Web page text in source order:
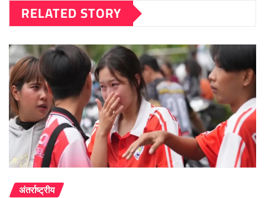
RELATED STORY
अंतर्राष्ट्रीय